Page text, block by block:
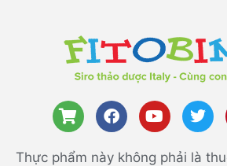
Thực phẩm này không phải là